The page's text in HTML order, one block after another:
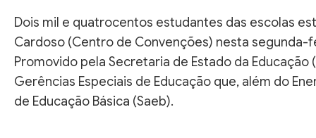
Dois mil e quatrocentos estudantes das escolas
Cardoso (Centro de Convenções) nesta segunda-
Promovido pela Secretaria de Estado da
Gerências Especiais de Educação que, além do
de Educação Básica (Saeb).